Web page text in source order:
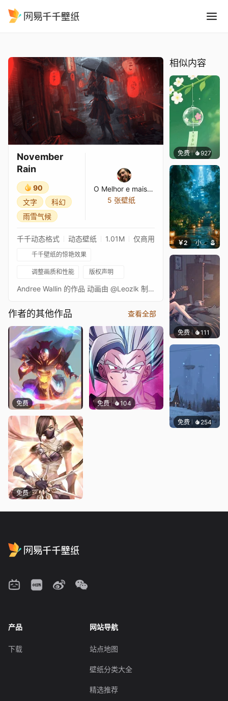
November
Rain
90
文字
科幻
雨雪气候
O Melhor e mais Humilde
5 张壁纸
千千动态格式 动态壁纸 1.01M 仅商用
千千壁纸的惊艳效果
调整画质和性能 版权声明
Andree Wallin 的作品 动画由 @Leozlk 制作
作者的其他作品 查看全部
免费 免费 104
免费
相似内容
免费 927好看
￥2 小皮球
免费 111
免费 254
产品
下载
网站导航
站点地图
壁纸分类大全
精选推荐